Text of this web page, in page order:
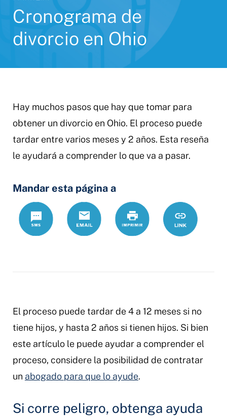
Cronograma de
divorcio en Ohio
Hay muchos pasos que hay que tomar para
obtener un divorcio en Ohio. El proceso puede
tardar entre varios meses y 2 años. Esta reseña
le ayudará a comprender lo que va a pasar.
Mandar esta página a
Text
Correo
electrónico
Print
https://
proceso
Link
El proceso puede tardar de 4 a 12 meses si no
tiene hijos, y hasta 2 años si tienen hijos. Si bien
este artículo le puede ayudar a comprender el
proceso, considere la posibilidad de contratar
un abogado para que lo ayude.
Si corre peligro, obtenga ayuda